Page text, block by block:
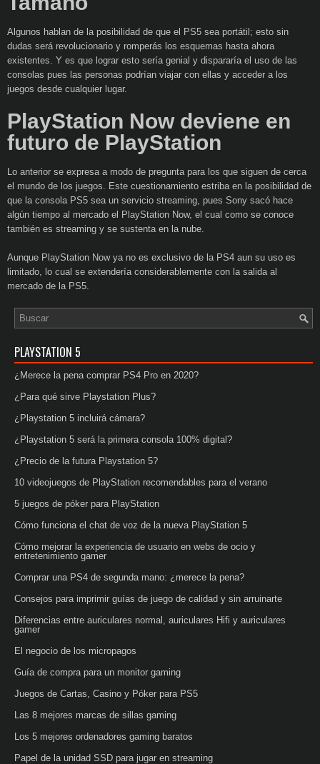
Algunos hablan de la posibilidad de que el PS5 sea portátil; esto sin
dudas será revolucionario y romperás los esquemas hasta ahora
existentes. Y es que lograr esto sería genial y dispararía el uso de las
consolas pues las personas podrían viajar con ellas y acceder a los
juegos desde cualquier lugar.
PlayStation Now deviene en
futuro de PlayStation
Lo anterior se expresa a modo de pregunta para los que siguen de cerca
el mundo de los juegos. Este cuestionamiento estriba en la posibilidad de
que la consola PS5 sea un servicio streaming, pues Sony sacó hace
algún tiempo al mercado el PlayStation Now, el cual como se conoce
también es streaming y se sustenta en la nube.
Aunque PlayStation Now ya no es exclusivo de la PS4 aun su uso es
limitado, lo cual se extendería considerablemente con la salida al
mercado de la PS5.
PLAYSTATION 5
¿Merece la pena comprar PS4 Pro en 2020?
¿Para qué sirve Playstation Plus?
¿Playstation 5 incluirá cámara?
¿Playstation 5 será la primera consola 100% digital?
¿Precio de la futura Playstation 5?
10 videojuegos de PlayStation recomendables para el verano
5 juegos de póker para PlayStation
Cómo funciona el chat de voz de la nueva PlayStation 5
Cómo mejorar la experiencia de usuario en webs de ocio y
entretenimiento gamer
Comprar una PS4 de segunda mano: ¿merece la pena?
Consejos para imprimir guías de juego de calidad y sin arruinarte
Diferencias entre auriculares normal, auriculares Hifi y auriculares
gamer
El negocio de los micropagos
Guía de compra para un monitor gaming
Juegos de Cartas, Casino y Póker para PS5
Las 8 mejores marcas de sillas gaming
Los 5 mejores ordenadores gaming baratos
Papel de la unidad SSD para jugar en streaming